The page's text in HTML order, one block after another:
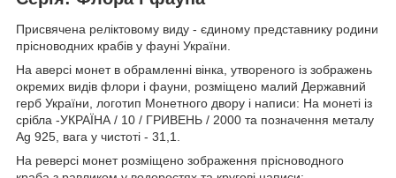
Присвячена реліктовому виду - єдиному представнику родини
прісноводних крабів у фауні України.
На аверсі монет в обрамленні вінка, утвореного із зображень
окремих видів флори і фауни, розміщено малий Державний
герб України, логотип Монетного двору і написи: На монеті із
срібла -УКРАЇНА / 10 / ГРИВЕНЬ / 2000 та позначення металу
Ag 925, вага у чистоті - 31,1.
На реверсі монет розміщено зображення прісноводного